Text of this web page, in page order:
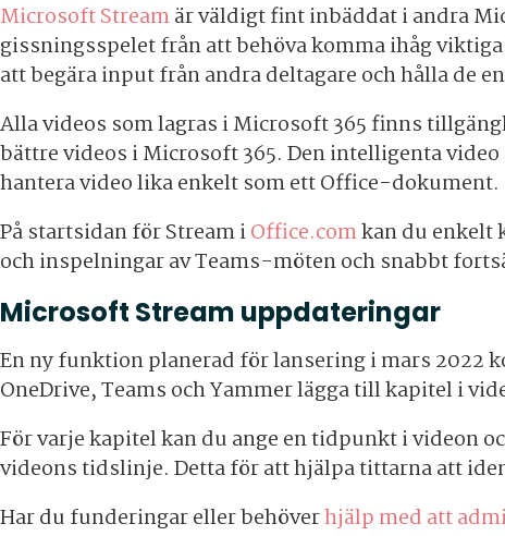
Microsoft Streamär väldigt fint inbäddat i andra
gissningsspelet från att behöva komma ihåg
att begära input från andra deltagare och hålla de
Alla videos som lagras i Microsoft 365 finns
bättre videos i Microsoft 365. Den intelligenta
hantera video lika enkelt som ett Office-dokument.
På startsidan för Stream iOffice.comkan du enkelt
och inspelningar av Teams-möten och snabbt
Microsoft Stream uppdateringar
En ny funktion planerad för lansering i mars 2022
OneDrive, Teams och Yammer lägga till kapitel i
För varje kapitel kan du ange en tidpunkt i videon
videons tidslinje. Detta för att hjälpa tittarna att
Har du funderingar eller behöverhjälp med att